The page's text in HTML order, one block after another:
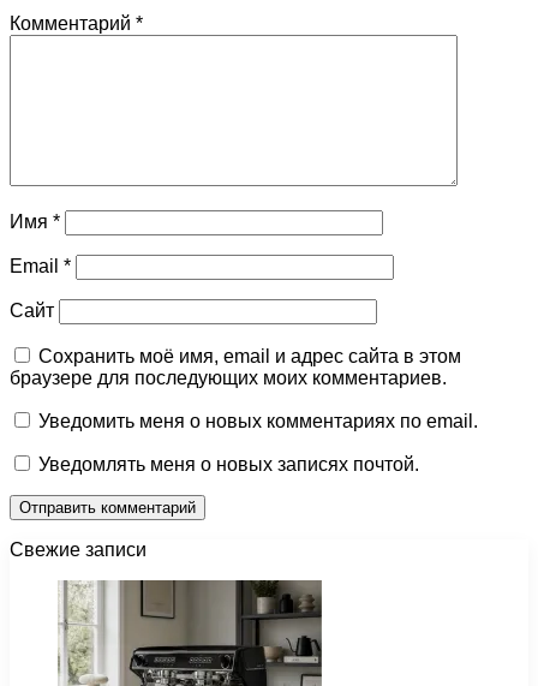
Комментарий *
Имя *
Email *
Сайт
Сохранить моё имя, email и адрес сайта в этом
браузере для последующих моих комментариев.
Уведомить меня о новых комментариях по email.
Уведомлять меня о новых записях почтой.
Свежие записи